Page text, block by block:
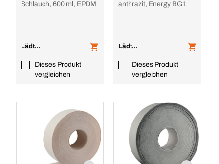
Schlauch, 600 ml, EPDM
Lädt...
Dieses Produkt
vergleichen
anthrazit, Energy BG1
Lädt...
Dieses Produkt
vergleichen